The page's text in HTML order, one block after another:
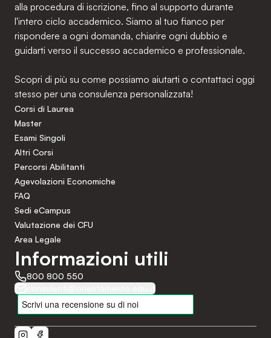
alla procedura di iscrizione, fino al supporto durante
l'intero ciclo accademico. Siamo al tuo fianco per
rispondere a ogni domanda, chiarire ogni dubbio e
guidarti verso il successo accademico e professionale.
Scopri di più su come possiamo aiutarti o contattaci oggi
stesso per una consulenza personalizzata!
Corsi di Laurea
Master
Esami Singoli
Altri Corsi
Percorsi Abilitanti
Agevolazioni Economiche
FAQ
Sedi eCampus
Valutazione dei CFU
Area Legale
Informazioni utili
800 800 550
consulenti@orientamento.edu.it